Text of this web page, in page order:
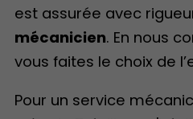
est assurée avec
mécanicien. En nous
vous faites le choix de
Pour un service